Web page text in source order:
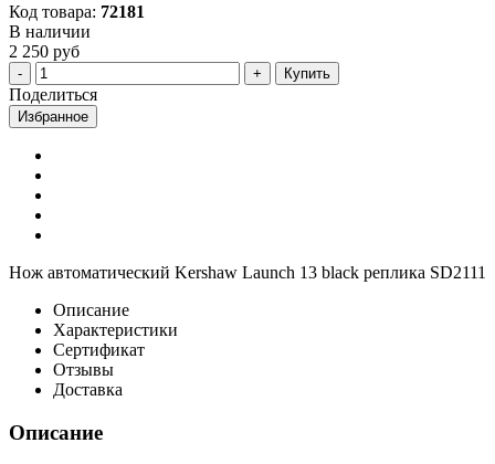
Код товара: 72181
В наличии
2 250 руб
Купить
Поделиться
Избранное
Нож автоматический Kershaw Launch 13 black реплика SD2111
Описание
Характеристики
Сертификат
Отзывы
Доставка
Описание